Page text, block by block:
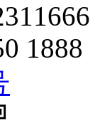
1888